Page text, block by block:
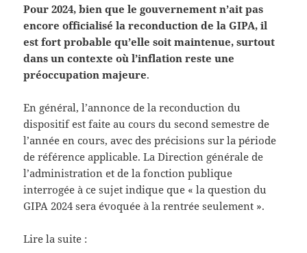
Pour 2024, bien que le gouvernement n’ait pas
encore officialisé la reconduction de la GIPA, il
est fort probable qu’elle soit maintenue, surtout
dans un contexte où l’inflation reste une
préoccupation majeure.
En général, l’annonce de la reconduction du
dispositif est faite au cours du second semestre de
l’année en cours, avec des précisions sur la période
de référence applicable. La Direction générale de
l’administration et de la fonction publique
interrogée à ce sujet indique que « la question du
GIPA 2024 sera évoquée à la rentrée seulement ».
Lire la suite :